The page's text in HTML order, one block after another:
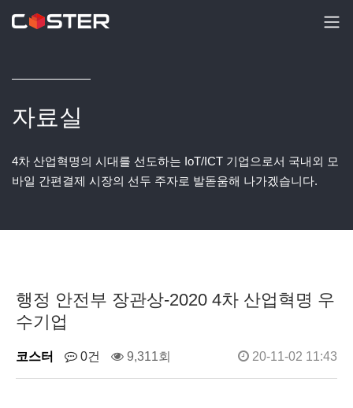
자료실
4차 산업혁명의 시대를 선도하는 IoT/ICT 기업으로서 국내외 모
바일 간편결제 시장의 선두 주자로 발돋움해 나가겠습니다.
행정 안전부 장관상-2020 4차 산업혁명 우
수기업
코스터 0건 9,311회 20-11-02 11:43